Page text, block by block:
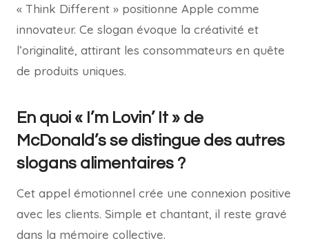
« Think Different » positionne Apple comme
innovateur. Ce slogan évoque la créativité et
l’originalité, attirant les consommateurs en quête
de produits uniques.
En quoi « I’m Lovin’ It » de
McDonald’s se distingue des autres
slogans alimentaires ?
Cet appel émotionnel crée une connexion positive
avec les clients. Simple et chantant, il reste gravé
dans la mémoire collective.